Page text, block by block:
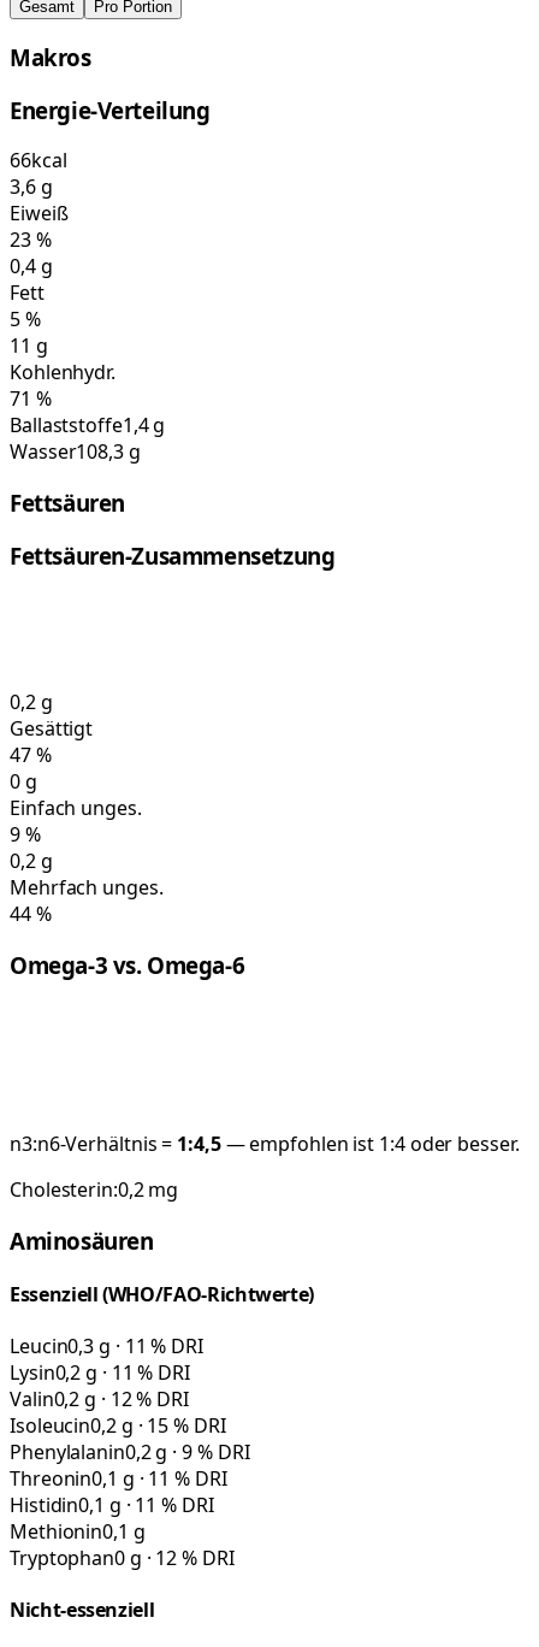
Gesamt Pro Portion
Makros
Energie-Verteilung
66kcal
3,6g
Eiweiß
23%
0,4g
Fett
5%
11 g
Kohlenhydr.
71 %
Ballaststoffe1,4 g
Wasser108,3 g
Fettsäuren
Fettsäuren-Zusammensetzung
0,2g
Gesättigt
47%
0g
Einfach unges.
9%
0,2g
Mehrfach unges.
44%
Omega-3 vs. Omega-6
n3:n6-Verhältnis = 1:4,5— empfohlen ist 1:4 oder besser.
Cholesterin:0,2mg
Aminosäuren
Essenziell (WHO/FAO-Richtwerte)
Leucin0,3 g · 11 % DRI
Lysin0,2 g · 11 % DRI
Valin0,2 g · 12 % DRI
Isoleucin0,2 g · 15 % DRI
Phenylalanin0,2 g · 9 % DRI
Threonin0,1 g · 11 % DRI
Histidin0,1 g · 11 % DRI
Methionin0,1 g
Tryptophan0 g · 12 % DRI
Nicht-essenziell